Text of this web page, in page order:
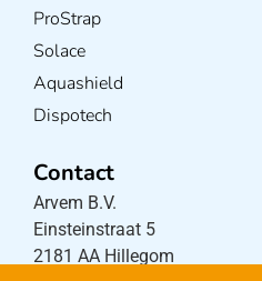
ProStrap
Solace
Aquashield
Dispotech
Contact
Arvem B.V.
Einsteinstraat 5
2181 AA Hillegom